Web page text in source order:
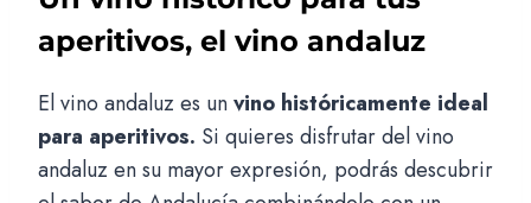
aperitivos, el vino andaluz
El vino andaluz es unvino históricamente ideal
para aperitivos. Si quieres disfrutar del vino
andaluz en su mayor expresión, podrás descubrir